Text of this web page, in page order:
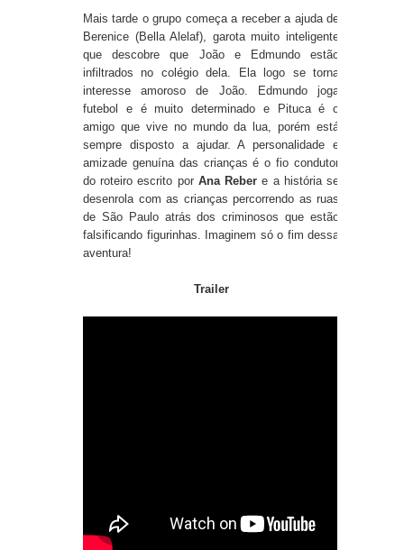
Mais tarde o grupo começa a receber a ajuda de
Berenice (Bella Alelaf), garota muito inteligente
que descobre que João e Edmundo estão
infiltrados no colégio dela. Ela logo se torna
interesse amoroso de João. Edmundo joga
futebol e é muito determinado e Pituca é o
amigo que vive no mundo da lua, porém está
sempre disposto a ajudar. A personalidade e
amizade genuína das crianças é o fio condutor
do roteiro escrito por Ana Reber e a história se
desenrola com as crianças percorrendo as ruas
de São Paulo atrás dos criminosos que estão
falsificando figurinhas. Imaginem só o fim dessa
aventura!
Trailer